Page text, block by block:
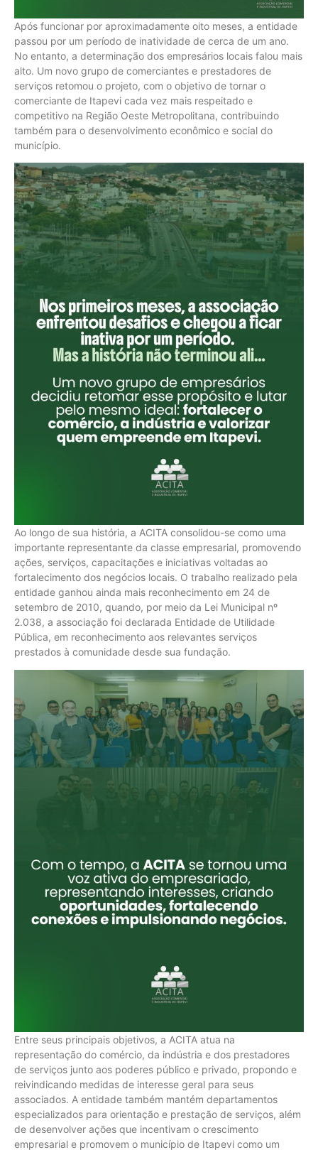
Após funcionar por aproximadamente oito meses, a entidade
passou por um período de inatividade de cerca de um ano.
No entanto, a determinação dos empresários locais falou mais
alto. Um novo grupo de comerciantes e prestadores de
serviços retomou o projeto, com o objetivo de tornar o
comerciante de Itapevi cada vez mais respeitado e
competitivo na Região Oeste Metropolitana, contribuindo
também para o desenvolvimento econômico e social do
município.
Ao longo de sua história, a ACITA consolidou-se como uma
importante representante da classe empresarial, promovendo
ações, serviços, capacitações e iniciativas voltadas ao
fortalecimento dos negócios locais. O trabalho realizado pela
entidade ganhou ainda mais reconhecimento em 24 de
setembro de 2010, quando, por meio da Lei Municipal nº
2.038, a associação foi declarada Entidade de Utilidade
Pública, em reconhecimento aos relevantes serviços
prestados à comunidade desde sua fundação.
Entre seus principais objetivos, a ACITA atua na
representação do comércio, da indústria e dos prestadores
de serviços junto aos poderes público e privado, propondo e
reivindicando medidas de interesse geral para seus
associados. A entidade também mantém departamentos
especializados para orientação e prestação de serviços, além
de desenvolver ações que incentivam o crescimento
empresarial e promovem o município de Itapevi como um